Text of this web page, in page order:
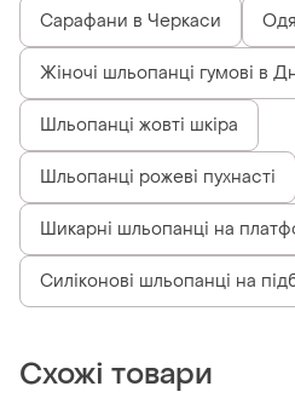
Сарафани в Черкаси
Жіночі шльопанці гумові в
Шльопанці жовті шкіра
Шльопанці рожеві пухнасті
Шикарні шльопанці на
Силіконові шльопанці на
Схожі товари